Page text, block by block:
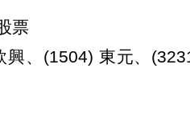
票
興、(1504) 東元、